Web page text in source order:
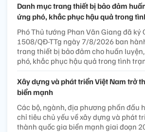
Danh mục trang thiết bị bảo đảm
ứng phó, khắc phục hậu quả trong
Phó Thủ tướng Phan Văn Giang đã ký
1508/QĐ-TTg ngày 7/8/2026 ban
trang thiết bị bảo đảm cho huấn
phó, khắc phục hậu quả trong tình
Xây dựng và phát triển Việt Nam trở
biển mạnh
Các bộ, ngành, địa phương phấn đấu
chỉ tiêu chủ yếu về xây dựng và phát
thành quốc gia biển mạnh giai đoạn